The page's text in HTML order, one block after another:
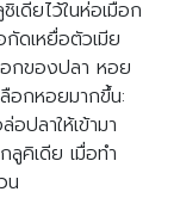
ดียไว้ในห่อเมือก
ดเหยื่อตัวเมีย
อกของปลา หอย
อกหอยมากขึ้น:
อปลาให้เข้ามา
คิเดีย เมื่อทำ
น